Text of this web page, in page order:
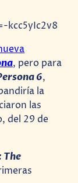
kcc5yIc2v8
, pero para
6,
la
las
del 29 de
The